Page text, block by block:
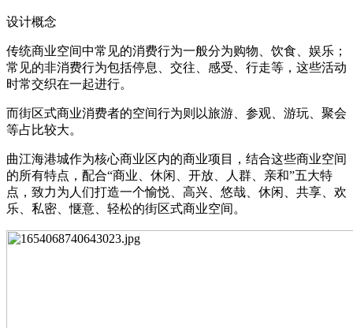
设计概念
传统商业空间中常见的消费行为一般分为购物、饮食、娱乐；
常见的非消费行为包括停息、交往、感受、行走等，这些活动
时常交织在一起进行。
而街区式商业消费者的空间行为则以旅游、参观、游玩、聚会
等占比较大。
曲江海港城作为核心商业区内的商业项目，结合这些商业空间
的所有特点，配合“商业、休闲、开放、人群、亲和”五大特
点，致力为人们打造一个愉悦、高兴、悠哉、休闲、共享、欢
乐、私密、惬意、轻松的街区式商业空间。